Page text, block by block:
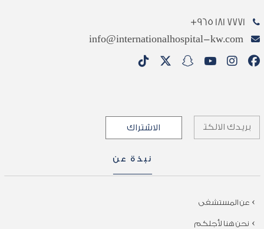
7771 181 965+
info@internationalhospital-kw.com
نبذة عن
عن المستشفى
نحن هنا لأجلكم